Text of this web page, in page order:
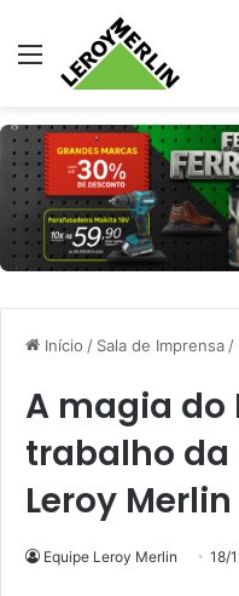
Menu
Início / Sala de Imprensa/
A magia do
trabalho
Leroy Merlin
Equipe Leroy Merlin 18/